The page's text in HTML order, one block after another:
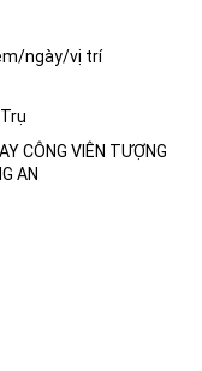
ngày/vị trí
CÔNG VIÊN TƯỢNG
AN